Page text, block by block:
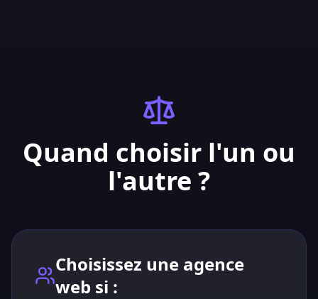
Quand choisir l'un ou
l'autre ?
Choisissez une agence
web si :